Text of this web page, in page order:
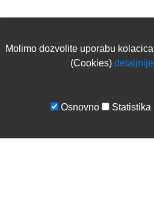
Molimo dozvolite uporabu kolacica
(Cookies)detaljnije
Osnovno Statistika